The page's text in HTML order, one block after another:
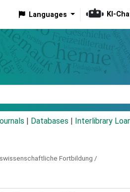
Languages KI-
Databases Interlibrary
Fortbildung /